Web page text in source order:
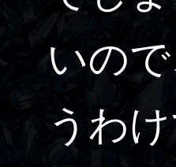
いの
うわ